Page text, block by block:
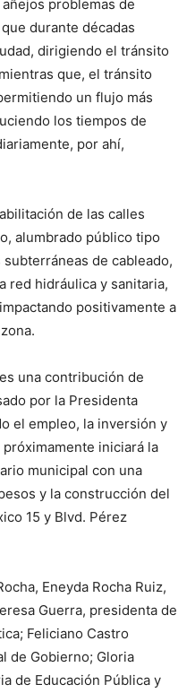
problemas de
durante décadas
dirigiendo el tránsito
que, el tránsito
un flujo más
los tiempos de
por ahí,
de las calles
alumbrado público tipo
de cableado,
red hidráulica y sanitaria,
positivamente a
una contribución de
por la Presidenta
el empleo, la inversión y
iniciará la
municipal con una
y la construcción del
15 y Blvd. Pérez
Eneyda Rocha Ruiz,
Guerra, presidenta de
Feliciano Castro
de Gobierno; Gloria
de Educación Pública y